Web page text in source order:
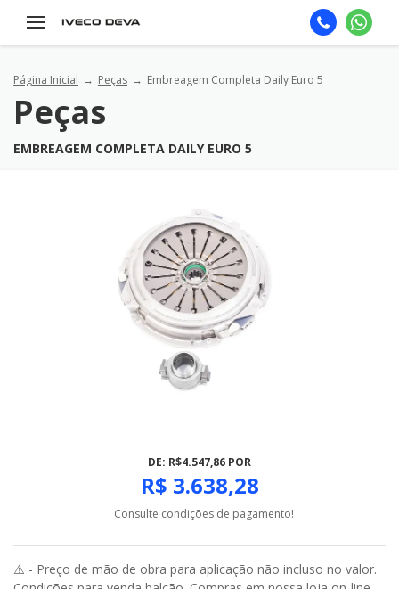
Página Inicial Peças Embreagem Completa Daily Euro 5
Peças
EMBREAGEM COMPLETA DAILY EURO 5
DE: R$4.547,86 POR
R$ 3.638,28
Consulte condições de pagamento!
⚠️ - Preço de mão de obra para aplicação não incluso no valor.